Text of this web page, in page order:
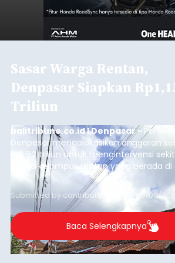
Sasar Warga Rentan,
Denpasar Siapkan
Triliun
balitribune.co.id I Denpasar -
Denpasar mengalokasikan anggaran
Rp1,152 triliun untuk mengintervensi
warga kelompok rentan yang berada
garis kemiskinan. Langkah strategis ini
guna menjaga masyarakat yang
kelompok desil 5 dan 6 tersebut agar
merosot ke kategori miskin.
Submitted by contributor Thu, 08/06/
Baca Selengkapnya